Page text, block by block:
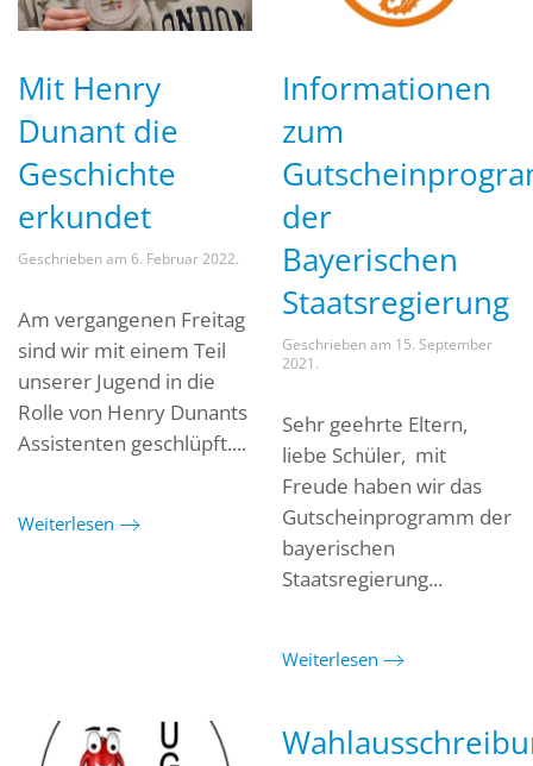
Mit Henry
Dunant die
Geschichte
erkundet
Geschrieben am 6. Februar 2022.
Am vergangenen Freitag
sind wir mit einem Teil
unserer Jugend in die
Rolle von Henry Dunants
Assistenten geschlüpft....
Weiterlesen
Informationen
zum
der
Bayerischen
Staatsregierung
Geschrieben am 15. September
2021 .
Sehr geehrte Eltern,
liebe Schüler, mit
Freude haben wir das
Gutscheinprogramm der
bayerischen
Staatsregierung...
Weiterlesen